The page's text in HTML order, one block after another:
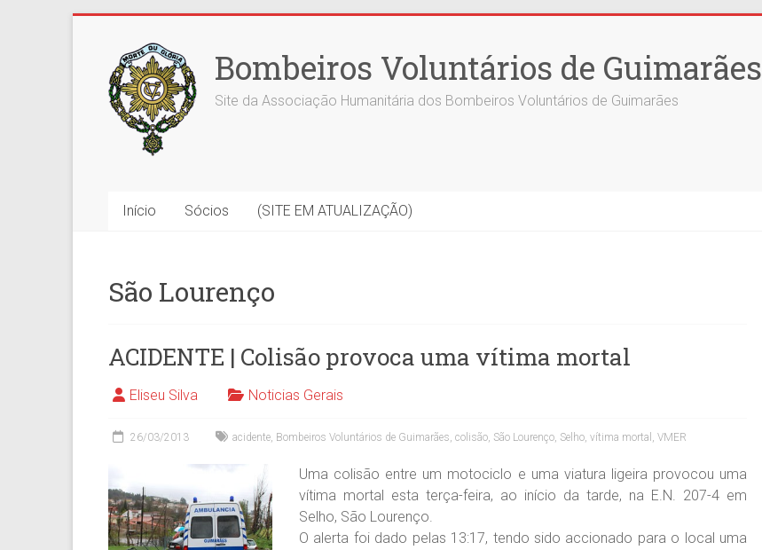
content
Bombeiros Voluntários de Guimarães
Site da Associação Humanitária dos Bombeiros Voluntários de Guimarães
Início Sócios (SITE EM ATUALIZAÇÃO)
São Lourenço
ACIDENTE | Colisão provoca uma vítima mortal
Eliseu Silva Noticias Gerais
26/03/2013 acidente, Bombeiros Voluntários de Guimarães, colisão, São Lourenço, Selho, vítima mortal , VMER
Uma colisão entre um motociclo e uma viatura ligeira provocou uma
vítima mortal esta terça-feira, ao início da tarde, na E.N. 207-4 em
Selho, São Lourenço.
O alerta foi dado pelas 13:17, tendo sido accionado para o local uma